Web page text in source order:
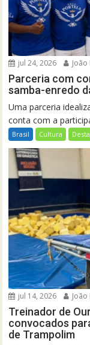
jul 24, 2026
Parceria com
samba-enredo
Uma parceria
conta com a
Brasil Cultura
jul 14, 2026
Treinador de
convocados
de Trampolim